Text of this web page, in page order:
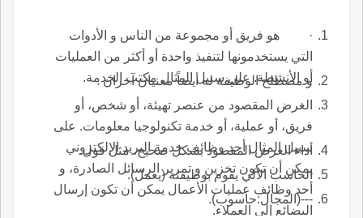
· هو فريق أو مجموعة من الناس و الأدوات
التي يستخدمونها لتنفيذ واحدة أو أكثر من العمليات
أو الأنشطة. على سبيل المثال مكتب الخدمة.
و مصطلح الوظيفة له أيضاً معنيان آخران .
الغرض المقصود من عنصر تهيئة، أو شخص، أو
فريق، أو عملية، أو خدمة تكنولوجيا معلومات. على
سبيل المثال أحد وظائف خدمة البريد الإلكتروني
يمكن أن تكون تخزين و تمرير الرسائل الصادرة، و
أحد وظائف عمليات الأعمال يمكن أن تكون إرسال
البضائع إلى العملاء.
أداء الغرض المقصود بشكل صحيح، مثل قول.
الحاسب الآلي يقوم بوظيفته (يعمل).
---(المجال:حاسوب).